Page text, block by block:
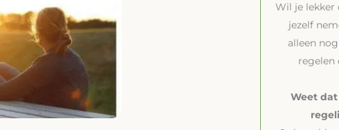
Wil je lekker
jezelf
alleen
regelen
Weet